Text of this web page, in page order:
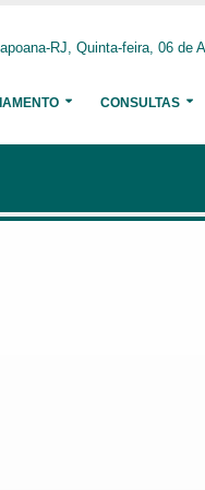
RJ, Quinta-feira, 06 de
CONSULTAS